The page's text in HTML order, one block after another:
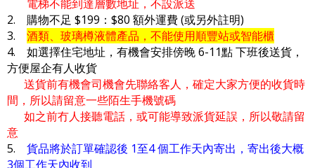
電梯不能到達層數地址，不設派送
2. 購物不足 $199：$80 額外運費 (或另外註明)
3. 酒類、玻璃樽液體產品，不能使用順豐站或智能櫃
4. 如選擇住宅地址，有機會安排傍晚 6-11點 下班後送貨，
方便屋企有人收貨
送貨前有機會司機會先聯絡客人，確定大家方便的收貨時
間，所以請留意一些陌生手機號碼
如之前冇人接聽電話，或可能導致派貨延誤，所以敬請留
意
5. 貨品將於訂單確認後 1至4 個工作天內寄出，寄出後大概
3個工作天內收到